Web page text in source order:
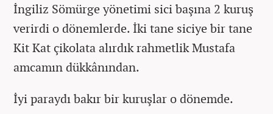
İngiliz Sömürge yönetimi sici başına 2 kuruş
verirdi o dönemlerde. İki tane siciye bir tane
Kit Kat çikolata alırdık rahmetlik Mustafa
amcamın dükkânından.
İyi paraydı bakır bir kuruşlar o dönemde.